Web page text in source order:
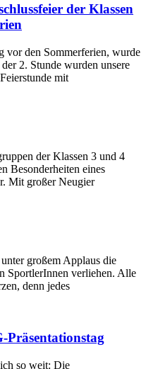
der Klassen
vor den Sommerferien, wurde
2. Stunde wurden unsere
mit
der Klassen 3 und 4
Besonderheiten eines
Mit großer Neugier
großem Applaus die
SportlerInnen verliehen. Alle
denn jedes
Präsentationstag
so weit: Die